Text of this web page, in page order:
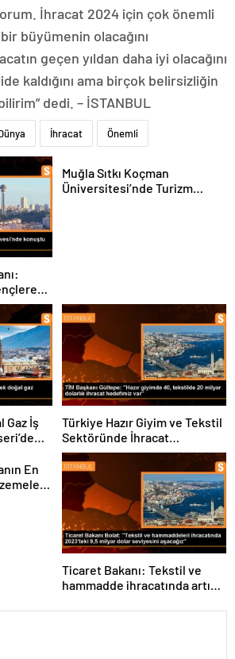
İhracat 2024 için çok önemli
büyümenin olacağını
geçen yıldan daha iyi olacağını
kaldığını ama birçok belirsizliğin
dedi. – İSTANBUL
İhracat Önemli
Muğla Sıtkı Koçman
Üniversitesi’nde Turizm
Gaz İş
Türkiye Hazır Giyim ve Tekstil
Sektöründe İhracat
Hedeflerini Açıkladı
En
Ticaret Bakanı: Tekstil ve
hammadde ihracatında artış